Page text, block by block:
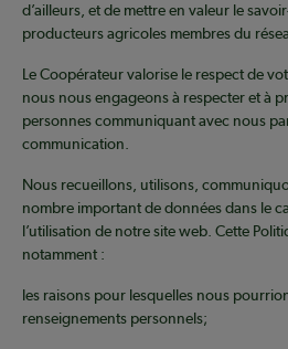
d’ailleurs, et de mettre en valeur le
producteurs agricoles membres du
Le Coopérateur valorise le respect de
nous nous engageons à respecter et à
personnes communiquant avec nous
communication.
Nous recueillons, utilisons,
nombre important de données dans le
l’utilisation de notre site web. Cette
notamment :
les raisons pour lesquelles nous
renseignements personnels;